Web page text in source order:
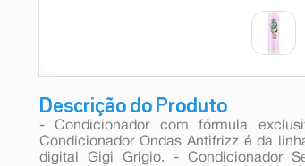
Descrição do Produto
- Condicionador com fórmula
Condicionador Ondas Antifrizz é da
digital Gigi Grigio. - Condicionador